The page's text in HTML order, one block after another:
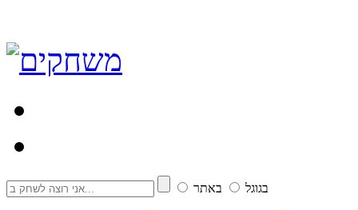
בגוגל באתר